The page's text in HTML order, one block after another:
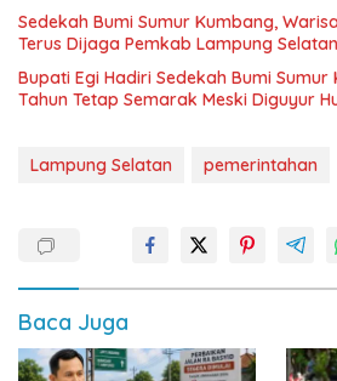
Sedekah Bumi Sumur Kumbang,
Terus Dijaga Pemkab Lampung
Bupati Egi Hadiri Sedekah Bumi
Tahun Tetap Semarak Meski Diguyur
Lampung Selatan pemerintahan
Baca Juga